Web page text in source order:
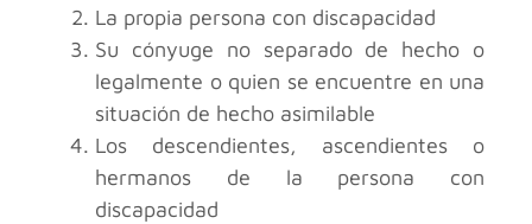
La propia persona con discapacidad
Su cónyuge no separado de hecho o
legalmente o quien se encuentre en una
situación de hecho asimilable
Los descendientes, ascendientes o
hermanos de la persona con
discapacidad